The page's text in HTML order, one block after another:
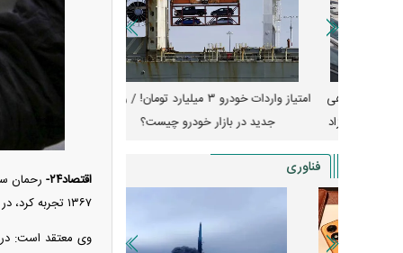
اقتصاد۲۴-
رحمان
۱۳۶۷ تجربه کرد، در سال ۱۴۰۴ تکرار شود و قیمت ارز سقوط تاریخی را ثبت خواهد کرد.
وی معتقد است: در
امتیاز واردات خودرو ۳ میلیارد تومان! / رانت
جدید در بازار خودرو چیست؟
ثبت نام
فناوری